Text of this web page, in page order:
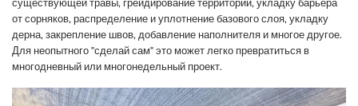
существующей травы, грейдирование территории, укладку барьера
от сорняков, распределение и уплотнение базового слоя, укладку
дерна, закрепление швов, добавление наполнителя и многое другое.
Для неопытного "сделай сам" это может легко превратиться в
многодневный или многонедельный проект.